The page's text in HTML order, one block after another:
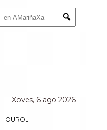
Submit
Xoves, 6 ago 2026
OUROL